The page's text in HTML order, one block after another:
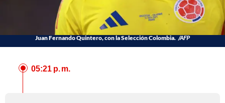
Juan Fernando Quintero, con la Selección Colombia. /AFP
05:21 p. m.